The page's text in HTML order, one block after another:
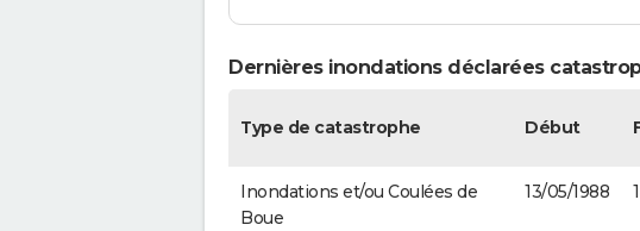
Dernières inondations déclarées
Type de catastrophe Début
Inondations et/ou Coulées de
Boue
13/05/1988